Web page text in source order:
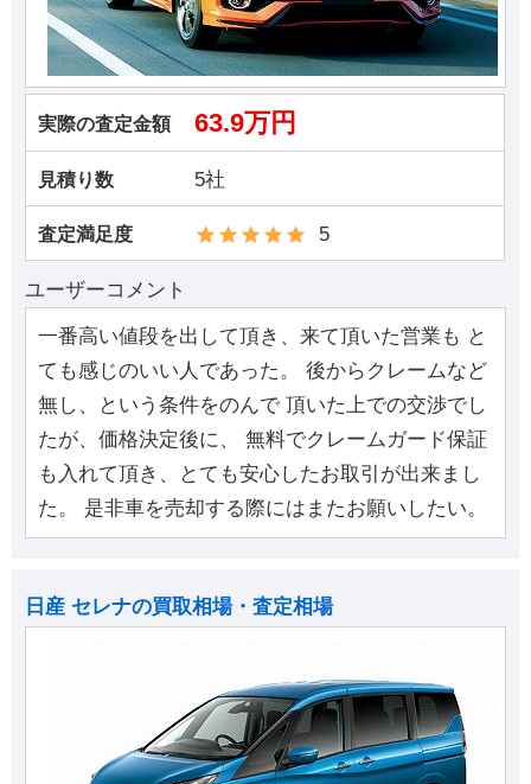
実際の査定金額 63.9万円
見積り数 5社
査定満足度 5
ユーザーコメント
一番高い値段を出して頂き、来て頂いた営業も と
ても感じのいい人であった。 後からクレームなど
無し、という条件をのんで 頂いた上での交渉でし
たが、価格決定後に、 無料でクレームガード保証
も入れて頂き、とても安心したお取引が出来まし
た。 是非車を売却する際にはまたお願いしたい。
日産 セレナの買取相場・査定相場